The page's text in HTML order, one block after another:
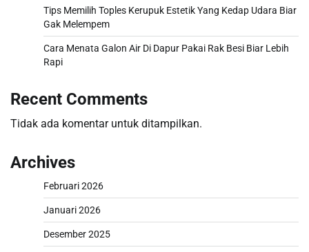
Tips Memilih Toples Kerupuk Estetik Yang Kedap Udara Biar
Gak Melempem
Cara Menata Galon Air Di Dapur Pakai Rak Besi Biar Lebih
Rapi
Recent Comments
Tidak ada komentar untuk ditampilkan.
Archives
Februari 2026
Januari 2026
Desember 2025